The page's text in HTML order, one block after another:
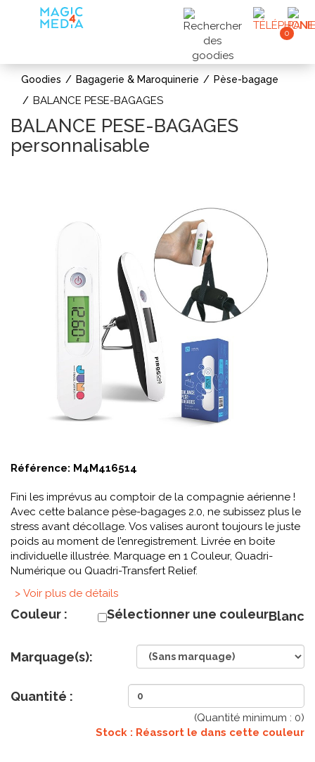
0
Goodies Bagagerie & Maroquinerie Pèse-bagage
BALANCE PESE-BAGAGES
BALANCE PESE-BAGAGES
personnalisable
Référence: M4M416514
Fini les imprévus au comptoir de la compagnie aérienne !
Avec cette balance pèse-bagages 2.0, ne subissez plus le
stress avant décollage. Vos valises auront toujours le juste
poids au moment de l’enregistrement. Livrée en boite
individuelle illustrée. Marquage en 1 Couleur, Quadri-
Numérique ou Quadri-Transfert Relief.
> Voir plus de détails
Couleur : Sélectionner une couleurBlanc
Marquage(s):
Quantité :
(Quantité minimum : 0)
Stock : Réassort le dans cette couleur